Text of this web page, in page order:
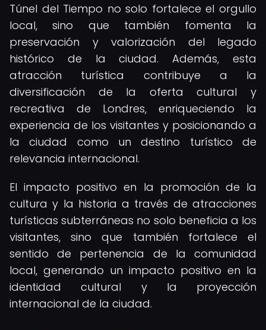
Túnel del Tiempo no solo fortalece el orgullo
local, sino que también fomenta la
preservación y valorización del legado
histórico de la ciudad. Además, esta
atracción turística contribuye a la
diversificación de la oferta cultural y
recreativa de Londres, enriqueciendo la
experiencia de los visitantes y posicionando a
la ciudad como un destino turístico de
relevancia internacional.
El impacto positivo en la promoción de la
cultura y la historia a través de atracciones
turísticas subterráneas no solo beneficia a los
visitantes, sino que también fortalece el
sentido de pertenencia de la comunidad
local, generando un impacto positivo en la
identidad cultural y la proyección
internacional de la ciudad.